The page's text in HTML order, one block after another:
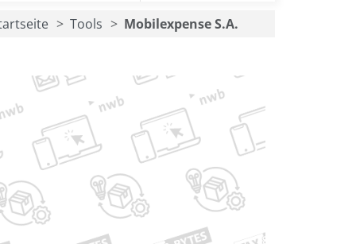
Tools Mobilexpense S.A.